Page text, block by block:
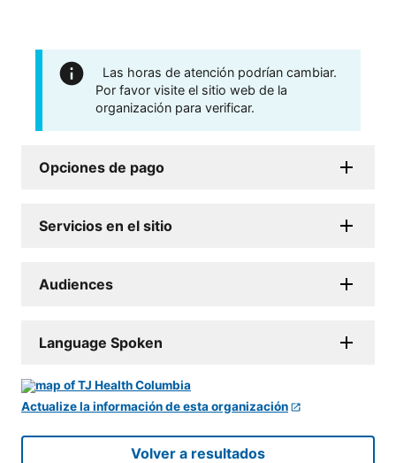
Las horas de atención podrían cambiar.
Por favor visite el sitio web de la
organización para verificar.
Opciones de pago
Servicios en el sitio
Audiences
Language Spoken
Actualize la información de esta organización
Volver a resultados